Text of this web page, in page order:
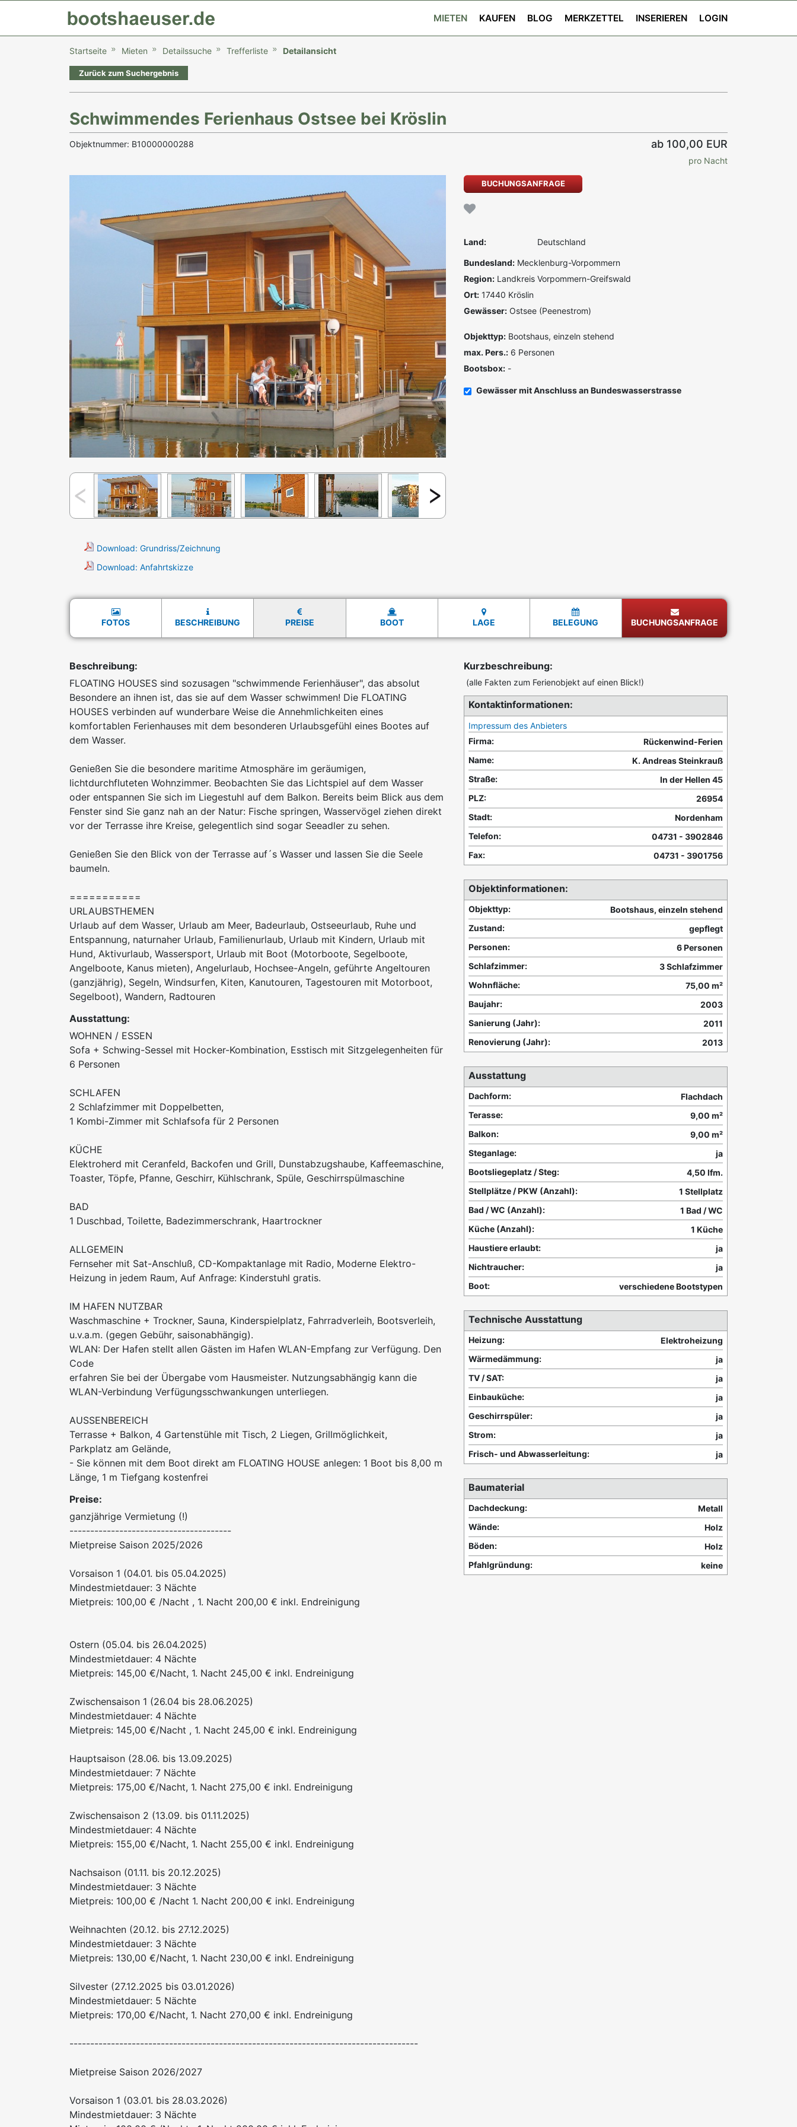
MIETEN KAUFEN BLOG MERKZETTEL INSERIEREN LOGIN
Startseite Mieten Detailssuche Trefferliste Detailansicht
Zurück zum Suchergebnis
Schwimmendes Ferienhaus Ostsee bei Kröslin
Objektnummer: B10000000288 ab 100,00 EUR
pro Nacht
Download: Grundriss/Zeichnung
Download: Anfahrtskizze
BUCHUNGSANFRAGE
Land: Deutschland
Bundesland: Mecklenburg-Vorpommern
Region: Landkreis Vorpommern-Greifswald
Ort: 17440 Kröslin
Gewässer: Ostsee (Peenestrom)
Objekttyp: Bootshaus, einzeln stehend
max. Pers.: 6 Personen
Bootsbox: -
Gewässer mit Anschluss an Bundeswasserstrasse
FOTOS BESCHREIBUNG PREISE BOOT LAGE BELEGUNG BUCHUNGSANFRAGE
Beschreibung:
FLOATING HOUSES sind sozusagen "schwimmende Ferienhäuser", das absolut
Besondere an ihnen ist, das sie auf dem Wasser schwimmen! Die FLOATING
HOUSES verbinden auf wunderbare Weise die Annehmlichkeiten eines
komfortablen Ferienhauses mit dem besonderen Urlaubsgefühl eines Bootes auf
dem Wasser.
Genießen Sie die besondere maritime Atmosphäre im geräumigen,
lichtdurchfluteten Wohnzimmer. Beobachten Sie das Lichtspiel auf dem Wasser
oder entspannen Sie sich im Liegestuhl auf dem Balkon. Bereits beim Blick aus dem
Fenster sind Sie ganz nah an der Natur: Fische springen, Wasservögel ziehen direkt
vor der Terrasse ihre Kreise, gelegentlich sind sogar Seeadler zu sehen.
Genießen Sie den Blick von der Terrasse auf´s Wasser und lassen Sie die Seele
baumeln.
===========
URLAUBSTHEMEN
Urlaub auf dem Wasser, Urlaub am Meer, Badeurlaub, Ostseeurlaub, Ruhe und
Entspannung, naturnaher Urlaub, Familienurlaub, Urlaub mit Kindern, Urlaub mit
Hund, Aktivurlaub, Wassersport, Urlaub mit Boot (Motorboote, Segelboote,
Angelboote, Kanus mieten), Angelurlaub, Hochsee-Angeln, geführte Angeltouren
(ganzjährig), Segeln, Windsurfen, Kiten, Kanutouren, Tagestouren mit Motorboot,
Segelboot), Wandern, Radtouren
Ausstattung:
WOHNEN / ESSEN
Sofa + Schwing-Sessel mit Hocker-Kombination, Esstisch mit Sitzgelegenheiten für
6 Personen
SCHLAFEN
2 Schlafzimmer mit Doppelbetten,
1 Kombi-Zimmer mit Schlafsofa für 2 Personen
KÜCHE
Elektroherd mit Ceranfeld, Backofen und Grill, Dunstabzugshaube, Kaffeemaschine,
Toaster, Töpfe, Pfanne, Geschirr, Kühlschrank, Spüle, Geschirrspülmaschine
BAD
1 Duschbad, Toilette, Badezimmerschrank, Haartrockner
ALLGEMEIN
Fernseher mit Sat-Anschluß, CD-Kompaktanlage mit Radio, Moderne Elektro-
Heizung in jedem Raum, Auf Anfrage: Kinderstuhl gratis.
IM HAFEN NUTZBAR
Waschmaschine + Trockner, Sauna, Kinderspielplatz, Fahrradverleih, Bootsverleih,
u.v.a.m. (gegen Gebühr, saisonabhängig).
WLAN: Der Hafen stellt allen Gästen im Hafen WLAN-Empfang zur Verfügung. Den
Code
erfahren Sie bei der Übergabe vom Hausmeister. Nutzungsabhängig kann die
WLAN-Verbindung Verfügungsschwankungen unterliegen.
AUSSENBEREICH
Terrasse + Balkon, 4 Gartenstühle mit Tisch, 2 Liegen, Grillmöglichkeit,
Parkplatz am Gelände,
- Sie können mit dem Boot direkt am FLOATING HOUSE anlegen: 1 Boot bis 8,00 m
Länge, 1 m Tiefgang kostenfrei
Preise:
ganzjährige Vermietung (!)
---------------------------------------
Mietpreise Saison 2025/2026
Vorsaison 1 (04.01. bis 05.04.2025)
Mindestmietdauer: 3 Nächte
Mietpreis: 100,00 € /Nacht , 1. Nacht 200,00 € inkl. Endreinigung
Ostern (05.04. bis 26.04.2025)
Mindestmietdauer: 4 Nächte
Mietpreis: 145,00 €/Nacht, 1. Nacht 245,00 € inkl. Endreinigung
Zwischensaison 1 (26.04 bis 28.06.2025)
Mindestmietdauer: 4 Nächte
Mietpreis: 145,00 €/Nacht , 1. Nacht 245,00 € inkl. Endreinigung
Hauptsaison (28.06. bis 13.09.2025)
Mindestmietdauer: 7 Nächte
Mietpreis: 175,00 €/Nacht, 1. Nacht 275,00 € inkl. Endreinigung
Zwischensaison 2 (13.09. bis 01.11.2025)
Mindestmietdauer: 4 Nächte
Mietpreis: 155,00 €/Nacht, 1. Nacht 255,00 € inkl. Endreinigung
Nachsaison (01.11. bis 20.12.2025)
Mindestmietdauer: 3 Nächte
Mietpreis: 100,00 € /Nacht 1. Nacht 200,00 € inkl. Endreinigung
Weihnachten (20.12. bis 27.12.2025)
Mindestmietdauer: 3 Nächte
Mietpreis: 130,00 €/Nacht, 1. Nacht 230,00 € inkl. Endreinigung
Silvester (27.12.2025 bis 03.01.2026)
Mindestmietdauer: 5 Nächte
Mietpreis: 170,00 €/Nacht, 1. Nacht 270,00 € inkl. Endreinigung
------------------------------------------------------------------------------------
Mietpreise Saison 2026/2027
Vorsaison 1 (03.01. bis 28.03.2026)
Mindestmietdauer: 3 Nächte
Kurzbeschreibung:
(alle Fakten zum Ferienobjekt auf einen Blick!)
Kontaktinformationen:
Impressum des Anbieters
Firma:
Rückenwind-Ferien
Name:
K. Andreas Steinkrauß
Straße:
In der Hellen 45
PLZ:
26954
Stadt:
Nordenham
Telefon:
04731 - 3902846
Fax:
04731 - 3901756
Objektinformationen:
Objekttyp:
Bootshaus, einzeln stehend
Zustand:
gepflegt
Personen:
6 Personen
Schlafzimmer:
3 Schlafzimmer
Wohnfläche:
75,00 m²
Baujahr:
2003
Sanierung (Jahr):
2011
Renovierung (Jahr):
2013
Ausstattung
Dachform:
Flachdach
Terasse:
9,00 m²
Balkon:
9,00 m²
Steganlage:
ja
Bootsliegeplatz / Steg:
4,50 lfm.
Stellplätze / PKW (Anzahl):
1 Stellplatz
Bad / WC (Anzahl):
1 Bad / WC
Küche (Anzahl):
1 Küche
Haustiere erlaubt:
ja
Nichtraucher:
ja
Boot:
verschiedene Bootstypen
Technische Ausstattung
Heizung:
Elektroheizung
Wärmedämmung:
ja
TV / SAT:
ja
Einbauküche:
ja
Geschirrspüler:
ja
Strom:
ja
Frisch- und Abwasserleitung:
ja
Baumaterial
Dachdeckung:
Metall
Wände:
Holz
Böden:
Holz
Pfahlgründung:
keine